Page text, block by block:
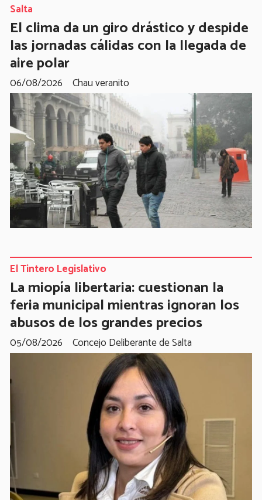
El clima da un giro drástico y despide
las jornadas cálidas con la llegada de
aire polar
Chau veranito
Salta
06/08/2026
La miopía libertaria: cuestionan la
feria municipal mientras ignoran los
abusos de los grandes precios
Concejo Deliberante de Salta
El Tintero Legislativo
05/08/2026